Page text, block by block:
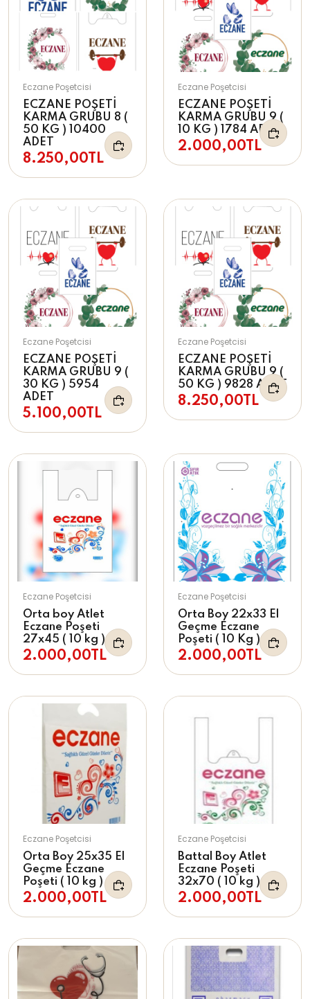
Eczane Poşetcisi
ECZANE POŞETİ
KARMA GRUBU 8 (
50 KG ) 10400
ADET
8.250,00TL
Eczane Poşetcisi
ECZANE POŞETİ
KARMA GRUBU 9 (
10 KG ) 1784 ADET
2.000,00TL
Eczane Poşetcisi
ECZANE POŞETİ
KARMA GRUBU 9 (
30 KG ) 5954
ADET
5.100,00TL
Eczane Poşetcisi
ECZANE POŞETİ
KARMA GRUBU 9 (
50 KG ) 9828 ADET
8.250,00TL
Eczane Poşetcisi
Orta boy Atlet
Eczane Poşeti
27x45 ( 10 kg )
2.000,00TL
Eczane Poşetcisi
Orta Boy 22x33 El
Geçme Eczane
Poşeti ( 10 Kg )
2.000,00TL
Eczane Poşetcisi
Orta Boy 25x35 El
Geçme Eczane
Poşeti ( 10 kg )
2.000,00TL
Eczane Poşetcisi
Battal Boy Atlet
Eczane Poşeti
32x70 ( 10 kg )
2.000,00TL